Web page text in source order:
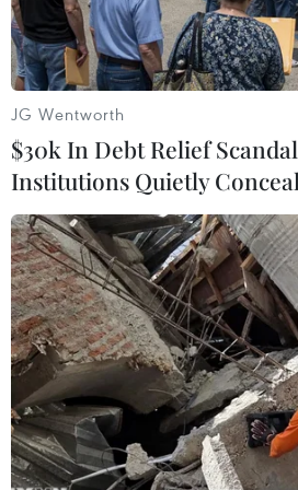
vua Trần.
Nước làm lễ sau khi được lấy sẽ được
10 ngày. (Ảnh: Thế
Đã thành thông lệ, hằng năm
JG Wentworth
$30k In Debt Relief
Institutions Quietly Conceal